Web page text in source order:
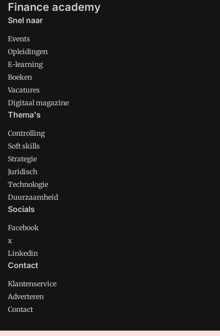
Finance academy
Snel naar
Events
Opleidingen
E-learning
Boeken
Vacatures
Digitaal magazine
Thema's
Controlling
Soft skills
Strategie
Juridisch
Technologie
Duurzaamheid
Socials
Facebook
x
Linkedin
Contact
Klantenservice
Adverteren
Contact